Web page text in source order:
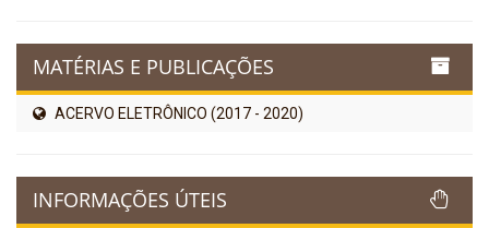
MATÉRIAS E PUBLICAÇÕES
ACERVO ELETRÔNICO (2017 - 2020)
INFORMAÇÕES ÚTEIS